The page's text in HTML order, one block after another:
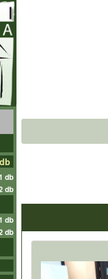
db
db
db
db